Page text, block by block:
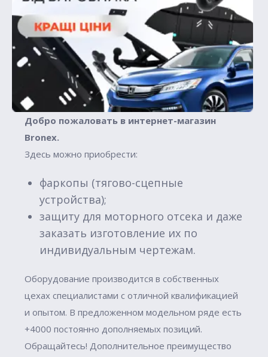
Добро пожаловать в интернет-магазин
Вronex.
Здесь можно приобрести:
фаркопы (тягово-сцепные
устройства);
защиту для моторного отсека и даже
заказать изготовление их по
индивидуальным чертежам.
Оборудование производится в собственных
цехах специалистами с отличной квалификацией
и опытом. В предложенном модельном ряде есть
+4000 постоянно дополняемых позиций.
Обращайтесь! Дополнительное преимущество